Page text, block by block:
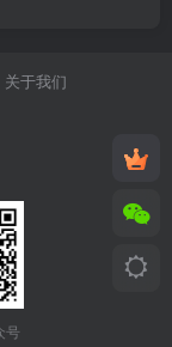
关于我们
号